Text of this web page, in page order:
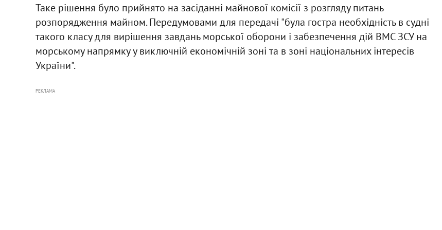
Таке рішення було прийнято на засіданні майнової комісії з розгляду питань
розпорядження майном. Передумовами для передачі "була гостра необхідність в судні
такого класу для вирішення завдань морської оборони і забезпечення дій ВМС ЗСУ на
морському напрямку у виключній економічній зоні та в зоні національних інтересів
України".
РЕКЛАМА